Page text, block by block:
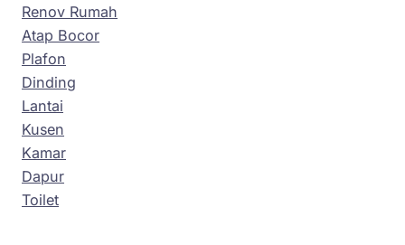
Renov Rumah
Atap Bocor
Plafon
Dinding
Lantai
Kusen
Kamar
Dapur
Toilet